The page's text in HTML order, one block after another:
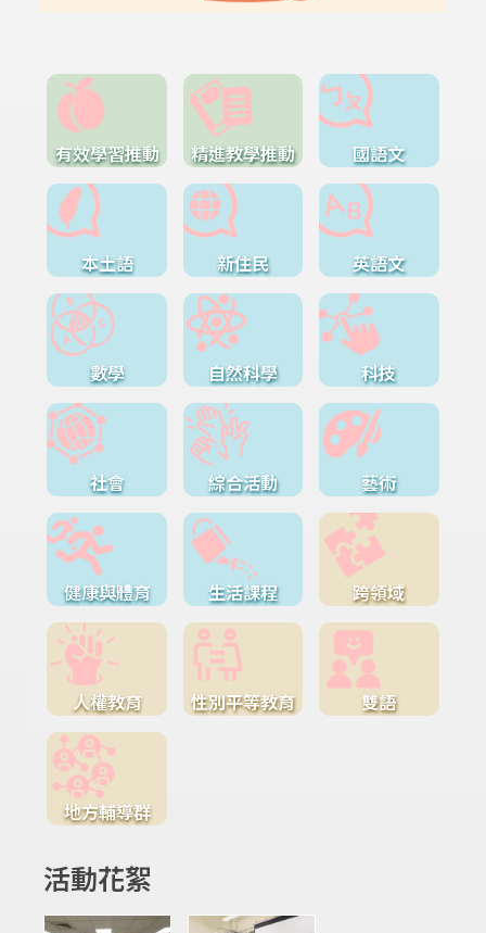
有效學習推動 精進教學推動 國語文
本土語 新住民 英語文
數學 自然科學 科技
社會 綜合活動 藝術
健康與體育 生活課程 跨領域
人權教育 性別平等教育 雙語
地方輔導群
活動花絮